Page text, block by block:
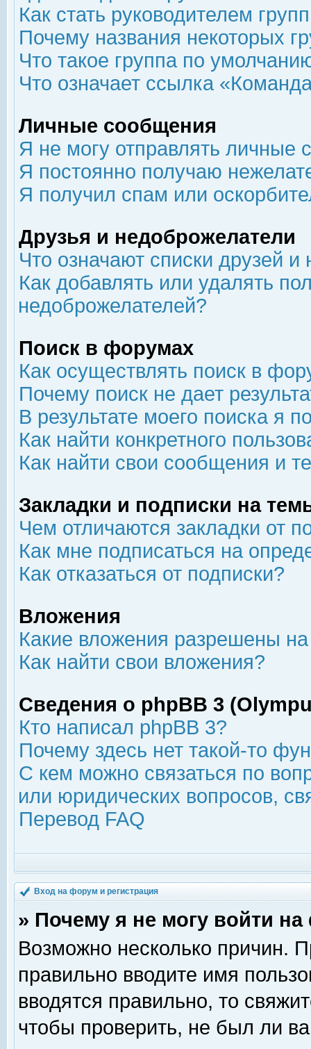
Как стать руководителем
Почему названия некоторых
Что такое группа по
Что означает ссылка
Личные сообщения
Я не могу отправлять личные
Я постоянно получаю
Я получил спам или
Друзья и недоброжелатели
Что означают списки друзей
Как добавлять или удалять
недоброжелателей?
Поиск в форумах
Как осуществлять поиск в
Почему поиск не дает
В результате моего поиска я
Как найти конкретного
Как найти свои сообщения и
Закладки и подписки на
Чем отличаются закладки от
Как мне подписаться на
Как отказаться от подписки?
Вложения
Какие вложения разрешены
Как найти свои вложения?
Сведения о phpBB 3
Кто написал phpBB 3?
Почему здесь нет такой-то
С кем можно связаться по
или юридических вопросов,
Перевод FAQ
Вход на форум и регистрация
» Почему я не могу войти
Возможно несколько причин.
правильно вводите имя
вводятся правильно, то
чтобы проверить, не был ли